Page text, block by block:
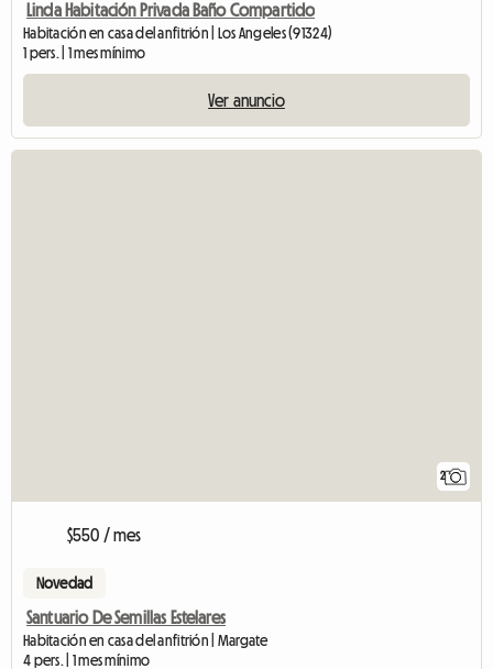
Linda Habitación Privada Baño Compartido
Habitación en casa del anfitrión | Los Angeles (91324)
1 pers. | 1 mes mínimo
Ver anuncio
2
$550 / mes
Novedad
Santuario De Semillas Estelares
Habitación en casa del anfitrión | Margate
4 pers. | 1 mes mínimo